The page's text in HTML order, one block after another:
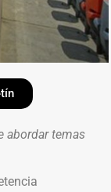
abordar temas